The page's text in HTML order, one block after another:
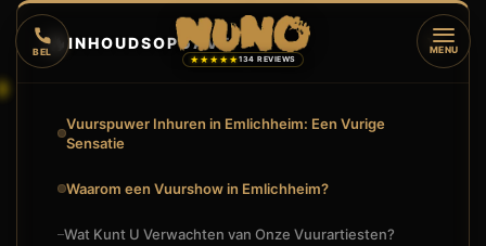
BEL
★★★★★134 REVIEWS
MENU
🔥INHOUDSOPGAVE ▼
Vuurspuwer Inhuren in Emlichheim: Een Vurige
Sensatie
Waarom een Vuurshow in Emlichheim?
Wat Kunt U Verwachten van Onze Vuurartiesten?